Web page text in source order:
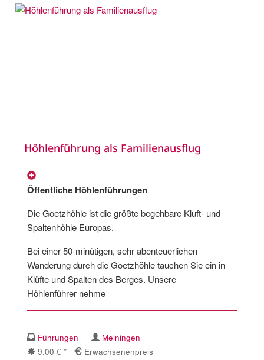
Höhlenführung als Familienausflug
Öffentliche Höhlenführungen
Die Goetzhöhle ist die größte begehbare Kluft- und
Spaltenhöhle Europas.
Bei einer 50-minütigen, sehr abenteuerlichen
Wanderung durch die Goetzhöhle tauchen Sie ein in
Klüfte und Spalten des Berges. Unsere
Höhlenführer nehme
Führungen
Meiningen
9.00 € *
Erwachsenenpreis